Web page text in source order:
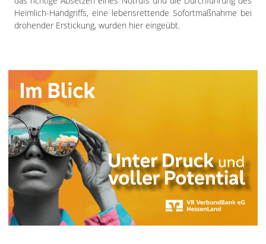
Heimlich-Handgriffs, eine lebensrettende Sofortmaßnahme bei
drohender Erstickung, wurden hier eingeübt.